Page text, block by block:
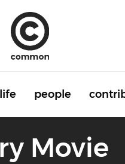
life people
Movie